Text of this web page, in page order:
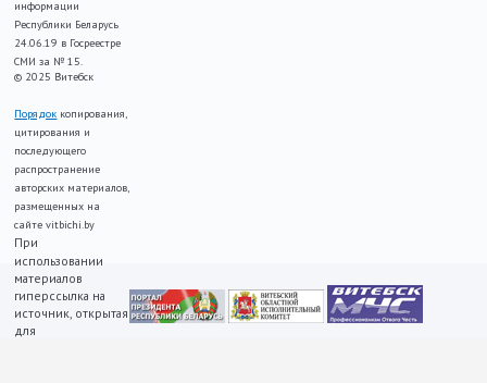
информации
Республики Беларусь
24.06.19 в Госреестре
СМИ за № 15.
© 2025 Витебск
Порядок копирования,
цитирования и
последующего
распространение
авторских материалов,
размещенных на
сайте vitbichi.by
При
использовании
материалов
гиперссылка на
источник, открытая
для